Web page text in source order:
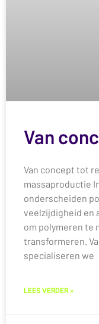
Van
Van concept tot
massaproductie
onderscheiden
veelzijdigheid en
om polymeren te
transformeren.
specialiseren we
LEES VERDER »